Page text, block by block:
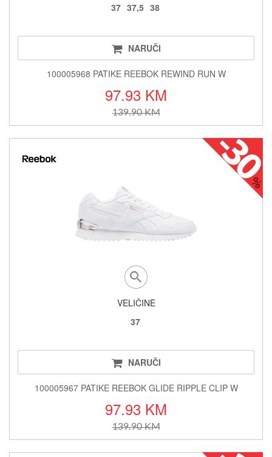
37 37,5 38
NARUČI
100005968 PATIKE REEBOK REWIND RUN W
97.93 KM
139.90 KM
VELIČINE
37
NARUČI
100005967 PATIKE REEBOK GLIDE RIPPLE CLIP W
97.93 KM
139.90 KM